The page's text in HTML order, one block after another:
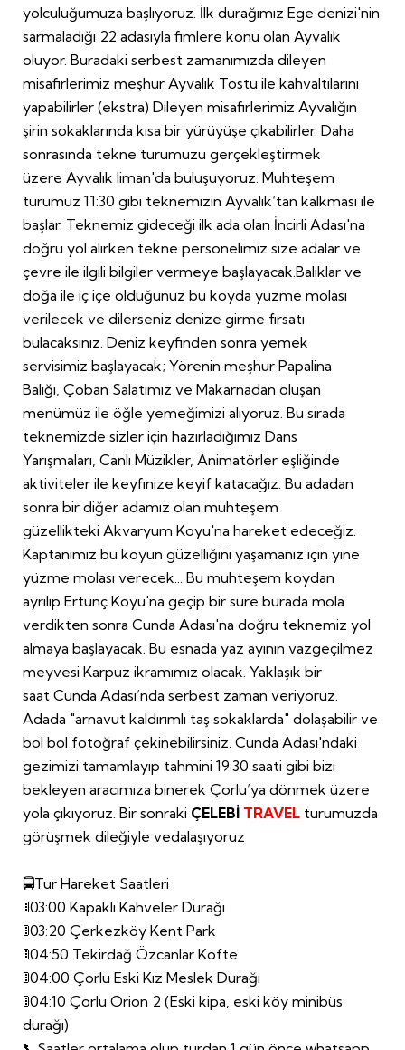
yolculuğumuza başlıyoruz. İlk durağımız Ege denizi'nin
sarmaladığı 22 adasıyla fimlere konu olan Ayvalık
oluyor. Buradaki serbest zamanımızda dileyen
misafirlerimiz meşhur Ayvalık Tostu ile kahvaltılarını
yapabilirler (ekstra) Dileyen misafirlerimiz Ayvalığın
şirin sokaklarında kısa bir yürüyüşe çıkabilirler. Daha
sonrasında tekne turumuzu gerçekleştirmek
üzere Ayvalık liman'da buluşuyoruz. Muhteşem
turumuz 11:30 gibi teknemizin Ayvalık‘tan kalkması ile
başlar. Teknemiz gideceği ilk ada olan İncirli Adası'na
doğru yol alırken tekne personelimiz size adalar ve
çevre ile ilgili bilgiler vermeye başlayacak.Balıklar ve
doğa ile iç içe olduğunuz bu koyda yüzme molası
verilecek ve dilerseniz denize girme fırsatı
bulacaksınız. Deniz keyfinden sonra yemek
servisimiz başlayacak; Yörenin meşhur Papalina
Balığı, Çoban Salatımız ve Makarnadan oluşan
menümüz ile öğle yemeğimizi alıyoruz. Bu sırada
teknemizde sizler için hazırladığımız Dans
Yarışmaları, Canlı Müzikler, Animatörler eşliğinde
aktiviteler ile keyfinize keyif katacağız. Bu adadan
sonra bir diğer adamız olan muhteşem
güzellikteki Akvaryum Koyu'na hareket edeceğiz.
Kaptanımız bu koyun güzelliğini yaşamanız için yine
yüzme molası verecek... Bu muhteşem koydan
ayrılıp Ertunç Koyu'na geçip bir süre burada mola
verdikten sonra Cunda Adası'na doğru teknemiz yol
almaya başlayacak. Bu esnada yaz ayının vazgeçilmez
meyvesi Karpuz ikramımız olacak. Yaklaşık bir
saat Cunda Adası’nda serbest zaman veriyoruz.
Adada "arnavut kaldırımlı taş sokaklarda" dolaşabilir ve
bol bol fotoğraf çekinebilirsiniz. Cunda Adası'ndaki
gezimizi tamamlayıp tahmini 19:30 saati gibi bizi
bekleyen aracımıza binerek Çorlu’ya dönmek üzere
yola çıkıyoruz. Bir sonraki ÇELEBİ TRAVEL turumuzda
görüşmek dileğiyle vedalaşıyoruz
🚍Tur Hareket Saatleri
🚦03:00 Kapaklı Kahveler Durağı
🚦03:20 Çerkezköy Kent Park
🚦04:50 Tekirdağ Özcanlar Köfte
🚦04:00 Çorlu Eski Kız Meslek Durağı
🚦04:10 Çorlu Orion 2 (Eski kipa, eski köy minibüs
durağı)